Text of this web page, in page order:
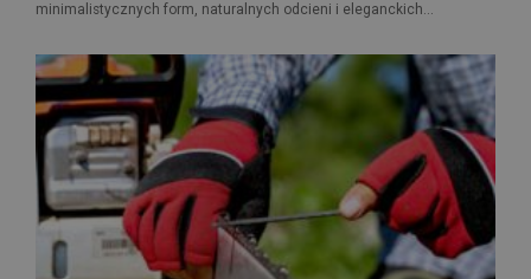
minimalistycznych form, naturalnych odcieni i eleganckich...